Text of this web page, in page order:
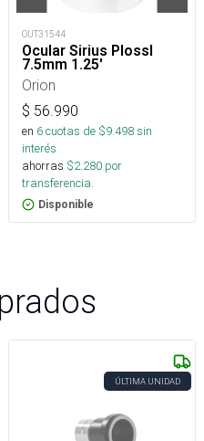
OUT31544
Ocular Sirius Plossl
7.5mm 1.25'
Orion
$ 56.990
en 6cuotas de $9.498sin
interés
ahorras $2.280 por
transferencia.
Disponible
ÚLTIMA UNIDAD